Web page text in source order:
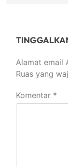
Alamat email
Ruas yang
Komentar *